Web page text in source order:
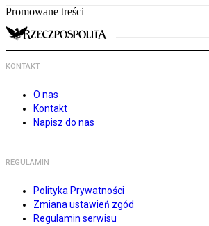
Promowane treści
KONTAKT
O nas
Kontakt
Napisz do nas
REGULAMIN
Polityka Prywatności
Zmiana ustawień zgód
Regulamin serwisu